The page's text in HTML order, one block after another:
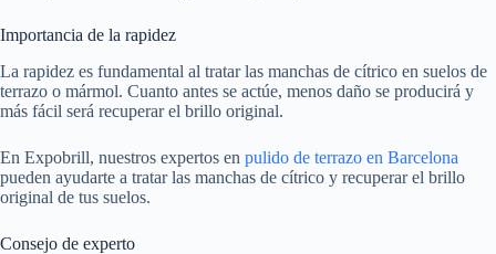
Importancia de la rapidez
La rapidez es fundamental al tratar las manchas de cítrico en suelos de
terrazo o mármol. Cuanto antes se actúe, menos daño se producirá y
más fácil será recuperar el brillo original.
En Expobrill, nuestros expertos en pulido de terrazo en Barcelona
pueden ayudarte a tratar las manchas de cítrico y recuperar el brillo
original de tus suelos.
Consejo de experto